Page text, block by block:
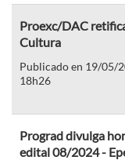
Proexc/DAC
Cultura
Publicado en 19/05/
18h26
Prograd divulga
edital 08/2024 -